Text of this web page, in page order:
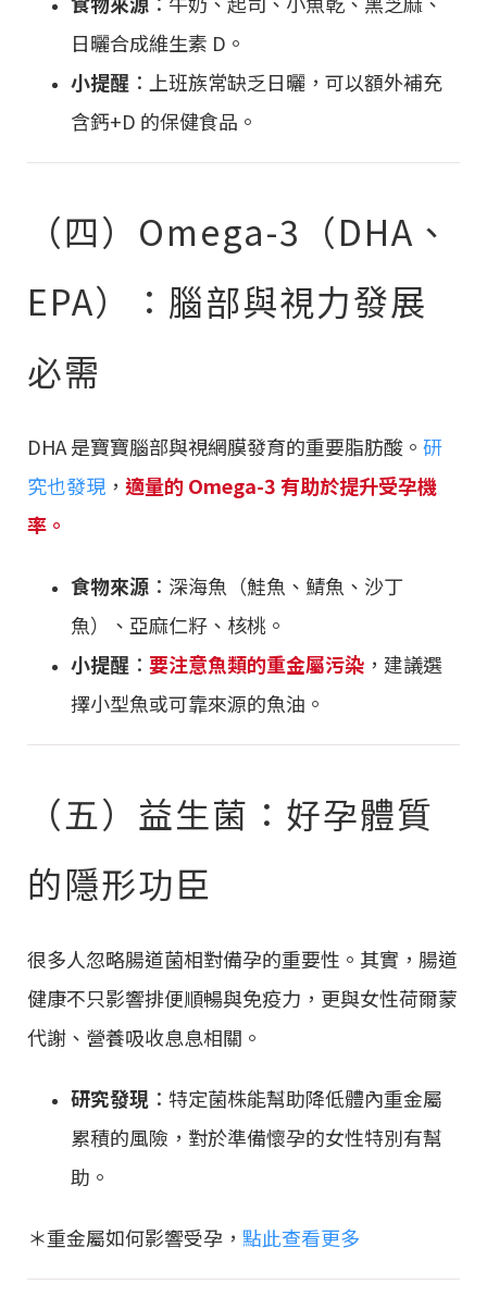
日曬合成維生素 D。
小提醒 ：上班族常缺乏日曬，可以額外補充
含鈣+D 的保健食品。
（四）Omega-3（DHA、
EPA）：腦部與視力發展
必需
DHA 是寶寶腦部與視網膜發育的重要脂肪酸。 研
究也發現 ， 適量的 Omega-3 有助於提升受孕機
率。
食物來源 ：深海魚（鮭魚、鯖魚、沙丁
魚）、亞麻仁籽、核桃。
小提醒 ： 要注意魚類的重金屬污染 ，建議選
擇小型魚或可靠來源的魚油。
（五）益生菌：好孕體質
的隱形功臣
很多人忽略腸道菌相對備孕的重要性。其實，腸道
健康不只影響排便順暢與免疫力，更與女性荷爾蒙
代謝、營養吸收息息相關。
研究發現 ：特定菌株能幫助降低體內重金屬
累積的風險，對於準備懷孕的女性特別有幫
助。
＊重金屬如何影響受孕， 點此查看更多